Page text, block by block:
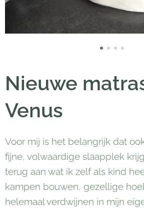
Nieuwe
Venus
Voor mij is het belangrijk dat
fijne, volwaardige slaapplek
terug aan wat ik zelf als kind
kampen bouwen, gezellige
helemaal verdwijnen in mijn